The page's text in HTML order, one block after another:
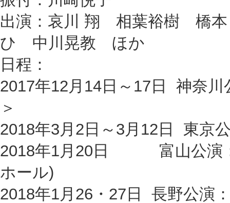
出演：哀川 翔 相葉裕樹 橋
ひ 中川晃教 ほか
日程：
2017年12月14日～17日 神奈
＞
2018年3月2日～3月12日 東京
2018年1月20日 富山公演：
ホール)
2018年1月26・27日 長野公演